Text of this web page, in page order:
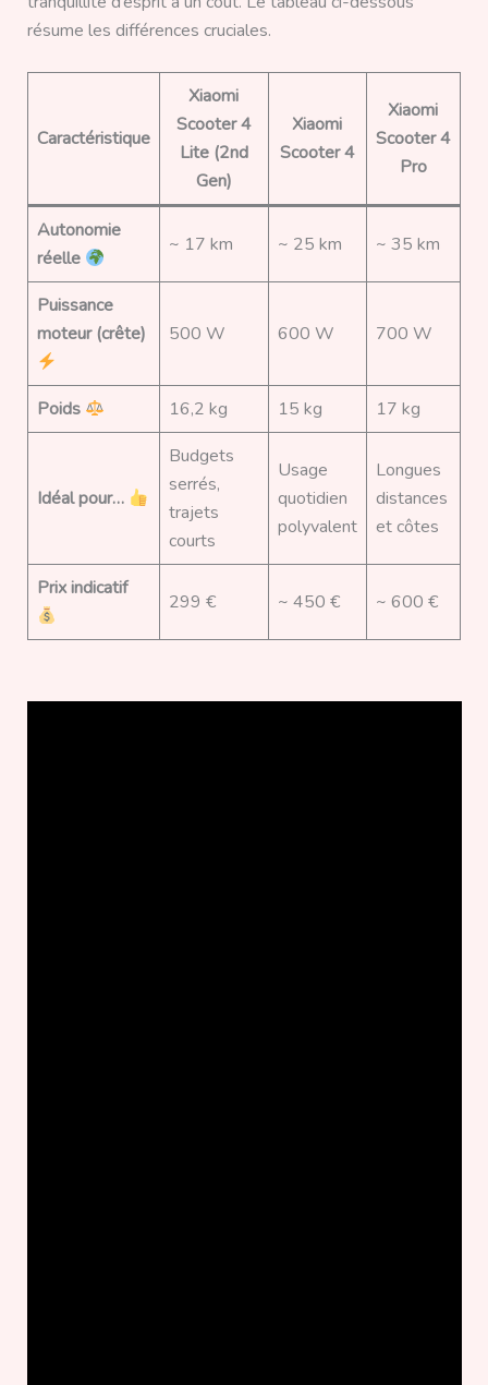
résume les différences cruciales.
Caractéristique
Xiaomi
Scooter 4
Lite (2nd
Gen)
Xiaomi
Scooter 4
Xiaomi
Scooter 4
Pro
Autonomie
réelle
~ 17 km ~ 25 km ~ 35 km
Puissance
moteur (crête)
500 W 600 W 700 W
Poids 16,2 kg 15 kg 17 kg
Idéal pour…
Budgets
serrés,
trajets
courts
Usage
quotidien
polyvalent
Longues
distances
et côtes
Prix indicatif
299 € ~ 450 € ~ 600 €